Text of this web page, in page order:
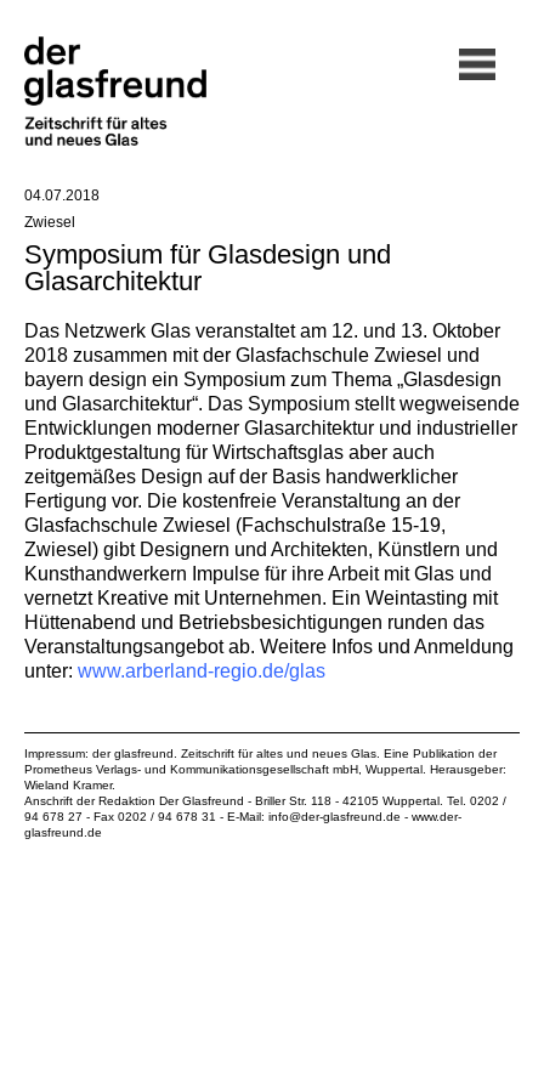
04.07.2018
Zwiesel
Symposium für Glasdesign und
Glasarchitektur
Das Netzwerk Glas veranstaltet am 12. und 13. Oktober
2018 zusammen mit der Glasfachschule Zwiesel und
bayern design ein Symposium zum Thema „Glasdesign
und Glasarchitektur“. Das Symposium stellt wegweisende
Entwicklungen moderner Glasarchitektur und industrieller
Produktgestaltung für Wirtschaftsglas aber auch
zeitgemäßes Design auf der Basis handwerklicher
Fertigung vor. Die kostenfreie Veranstaltung an der
Glasfachschule Zwiesel (Fachschulstraße 15-19,
Zwiesel) gibt Designern und Architekten, Künstlern und
Kunsthandwerkern Impulse für ihre Arbeit mit Glas und
vernetzt Kreative mit Unternehmen. Ein Weintasting mit
Hüttenabend und Betriebsbesichtigungen runden das
Veranstaltungsangebot ab. Weitere Infos und Anmeldung
unter: www.arberland-regio.de/glas
Impressum: der glasfreund. Zeitschrift für altes und neues Glas. Eine Publikation der
Prometheus Verlags- und Kommunikationsgesellschaft mbH , Wuppertal. Herausgeber:
Wieland Kramer.
Anschrift der Redaktion Der Glasfreund - Briller Str. 118 - 42105 Wuppertal. Tel. 0202 /
94 678 27 - Fax 0202 / 94 678 31 - E-Mail: info@der-glasfreund.de - www.der-
glasfreund.de